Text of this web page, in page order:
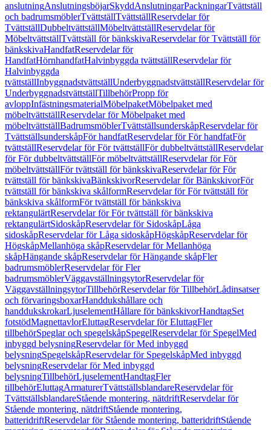
anslutningAnslutningsböjarSkyddAnslutningarPackningarTvättställ
och badrumsmöblerTvättställTvättställReservdelar för
TvättställDubbeltvättställMöbeltvättställReservdelar för
MöbeltvättställTvättställ för bänkskivaReservdelar för Tvättställ för
bänkskivaHandfatReservdelar för
HandfatHörnhandfatHalvinbyggda tvättställReservdelar för
Halvinbyggda
tvättställInbyggnadstvättställUnderbyggnadstvättställReservdelar för
UnderbyggnadstvättställTillbehörPropp för
avloppInfästningsmaterialMöbelpaketMöbelpaket med
möbeltvättställReservdelar för Möbelpaket med
möbeltvättställBadrumsmöblerTvättställsunderskåpReservdelar för
TvättställsunderskåpFör handfatReservdelar för För handfatFör
tvättställReservdelar för För tvättställFör dubbeltvättställReservdelar
för För dubbeltvättställFör möbeltvättställReservdelar för För
möbeltvättställFör tvättställ för bänkskivaReservdelar för För
tvättställ för bänkskivaBänkskivorReservdelar för BänkskivorFör
tvättställ för bänkskiva skålformReservdelar för För tvättställ för
bänkskiva skålformFör tvättställ för bänkskiva
rektangulärtReservdelar för För tvättställ för bänkskiva
rektangulärtSidoskåpReservdelar för SidoskåpLåga
sidoskåpReservdelar för Låga sidoskåpHögskåpReservdelar för
HögskåpMellanhöga skåpReservdelar för Mellanhöga
skåpHängande skåpReservdelar för Hängande skåpFler
badrumsmöblerReservdelar för Fler
badrumsmöblerVäggavställningsytorReservdelar för
VäggavställningsytorTillbehörReservdelar för TillbehörLådinsatser
och förvaringsboxarHanddukshållare och
handdukskrokarLjuselementHållare för bänkskivorHandtagSet
fotstödMagnettavlorEluttagReservdelar för EluttagFler
tillbehörSpeglar och spegelskåpSpegelReservdelar för SpegelMed
inbyggd belysningReservdelar för Med inbyggd
belysningSpegelskåpReservdelar för SpegelskåpMed inbyggd
belysningReservdelar för Med inbyggd
belysningTillbehörLjuselementHandtagFler
tillbehörEluttagArmaturerTvättställsblandareReservdelar för
TvättställsblandareStående montering, nätdriftReservdelar för
Stående montering, nätdriftStående montering,
batteridriftReservdelar för Stående montering, batteridriftStående